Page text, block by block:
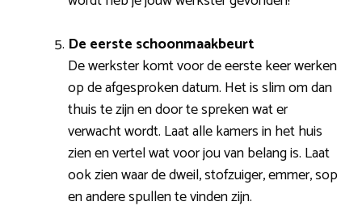
De eerste schoonmaakbeurt
De werkster komt voor de eerste keer werken
op de afgesproken datum. Het is slim om dan
thuis te zijn en door te spreken wat er
verwacht wordt. Laat alle kamers in het huis
zien en vertel wat voor jou van belang is. Laat
ook zien waar de dweil, stofzuiger, emmer, sop
en andere spullen te vinden zijn.